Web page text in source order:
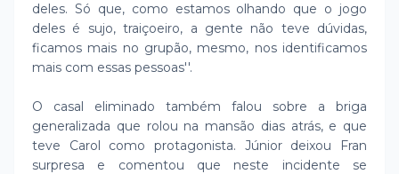
deles. Só que, como estamos olhando que o jogo
deles é sujo, traiçoeiro, a gente não teve dúvidas,
ficamos mais no grupão, mesmo, nos identificamos
mais com essas pessoas''.
O casal eliminado também falou sobre a briga
generalizada que rolou na mansão dias atrás, e que
teve Carol como protagonista. Júnior deixou Fran
surpresa e comentou que neste incidente se